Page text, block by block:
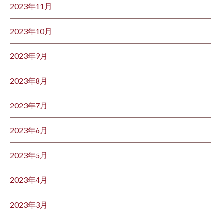
2023年11月
2023年10月
2023年9月
2023年8月
2023年7月
2023年6月
2023年5月
2023年4月
2023年3月